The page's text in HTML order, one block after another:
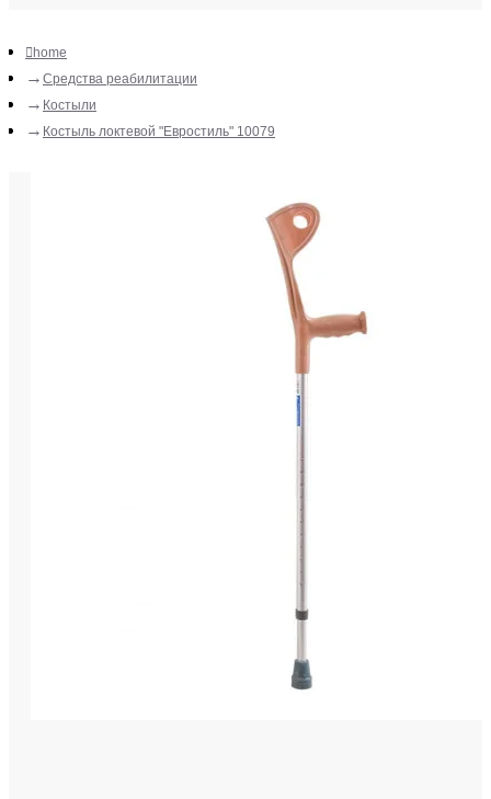
home
Средства реабилитации
Костыли
Костыль локтевой "Евростиль" 10079